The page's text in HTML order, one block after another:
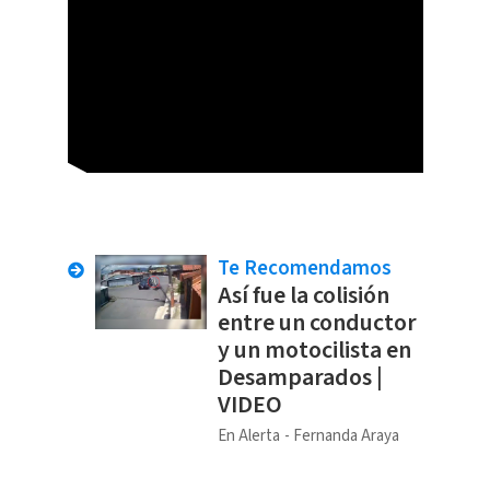
Te Recomendamos
Así fue la colisión
entre un conductor
y un motocilista en
Desamparados |
VIDEO
En Alerta Fernanda Araya